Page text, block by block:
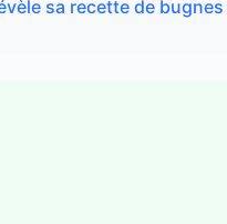
sa recette de